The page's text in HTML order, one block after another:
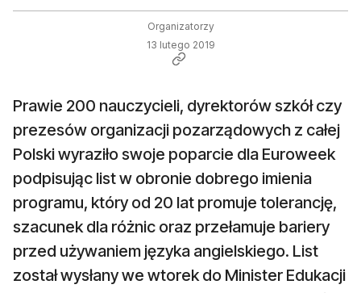
Organizatorzy
13 lutego 2019
Prawie 200 nauczycieli, dyrektorów szkół czy
prezesów organizacji pozarządowych z całej
Polski wyraziło swoje poparcie dla Euroweek
podpisując list w obronie dobrego imienia
programu, który od 20 lat promuje tolerancję,
szacunek dla różnic oraz przełamuje bariery
przed używaniem języka angielskiego. List
został wysłany we wtorek do Minister Edukacji